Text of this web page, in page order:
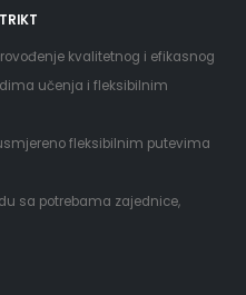
kvalitetnog i efikasnog
učenja i fleksibilnim
fleksibilnim putevima
sa potrebama zajednice,